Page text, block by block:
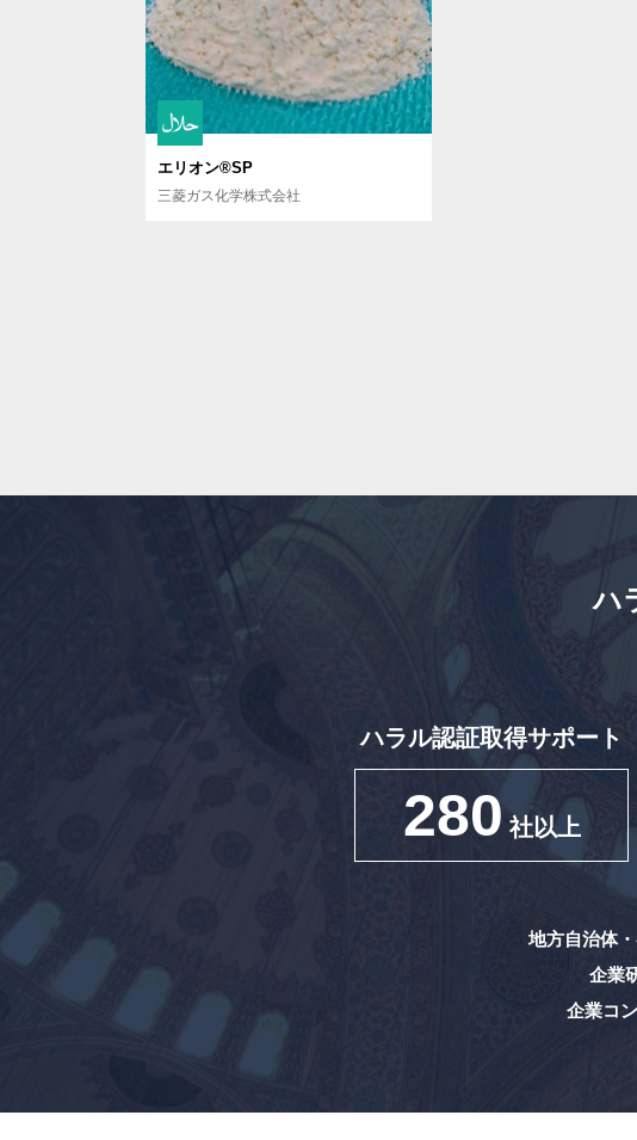
エリオン®SP
三菱ガス化学株式会社
ハ
ハラル認証取得サポート
280 社以上
地方自治体
企業
企業コ